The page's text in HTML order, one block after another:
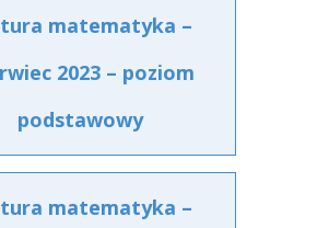
matematyka –
2023 – poziom
podstawowy
matematyka –